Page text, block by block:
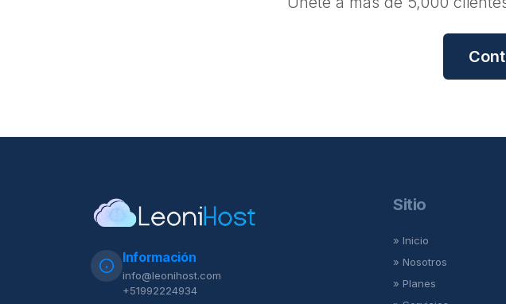
Información
info@leonihost.com
+51992224934
Sitio
» Inicio
» Nosotros
» Planes